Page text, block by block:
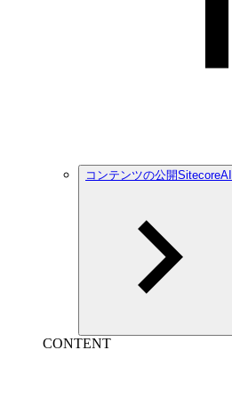
コンテンツの公開SitecoreAI
CONTENT